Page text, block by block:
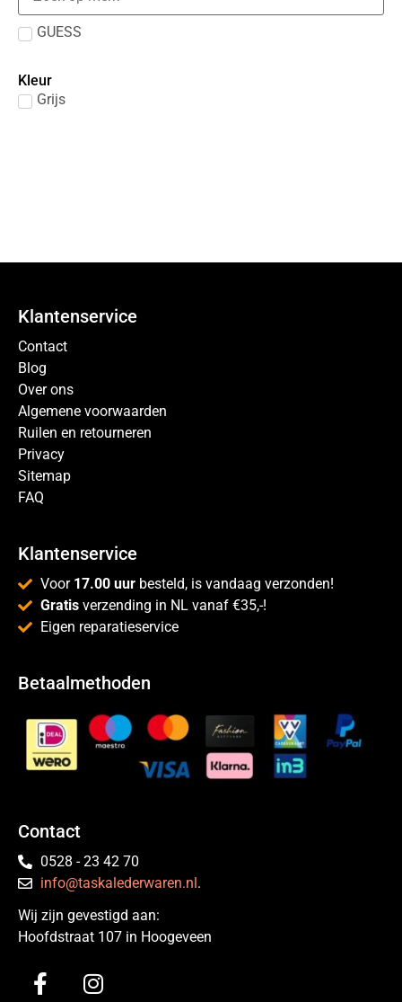
GUESS
Kleur
Grijs
Klantenservice
Contact
Blog
Over ons
Algemene voorwaarden
Ruilen en retourneren
Privacy
Sitemap
FAQ
Klantenservice
Voor 17.00 uur besteld, is vandaag verzonden!
Gratis verzending in NL vanaf €35,-!
Eigen reparatieservice
Betaalmethoden
Contact
0528 - 23 42 70
info@taskalederwaren.nl.
Wij zijn gevestigd aan:
Hoofdstraat 107 in Hoogeveen